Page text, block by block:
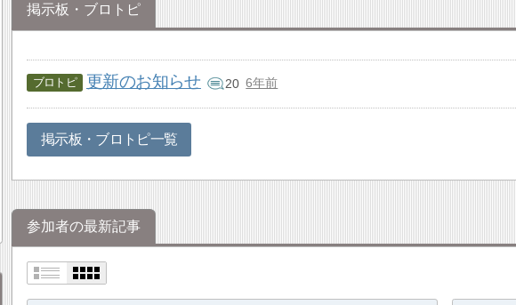
掲示板・ブロトピ
更新のお知らせ 20 6年前
掲示板・ブロトピ一覧
参加者の最新記事